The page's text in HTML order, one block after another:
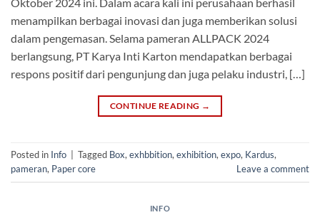
menampilkan berbagai inovasi dan juga memberikan solusi
dalam pengemasan. Selama pameran ALLPACK 2024
berlangsung, PT Karya Inti Karton mendapatkan berbagai
respons positif dari pengunjung dan juga pelaku industri, […]
CONTINUE READING →
Posted in Info Tagged Box,exhbbition,exhibition,expo, Kardus,
pameran, Paper core Leave a comment
INFO